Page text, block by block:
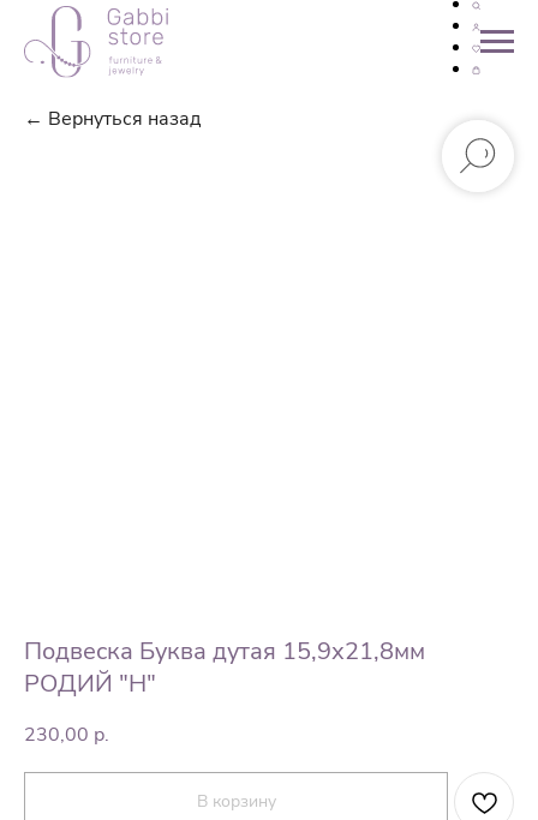
← Вернуться назад
Подвеска Буква дутая 15,9х21,8мм
РОДИЙ "H"
230,00 р.
В корзину